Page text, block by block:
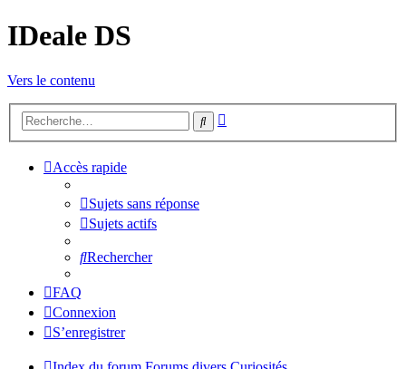
IDeale DS
Vers le contenu
Rechercher
Accès rapide
Sujets sans réponse
Sujets actifs
Rechercher
FAQ
Connexion
S’enregistrer